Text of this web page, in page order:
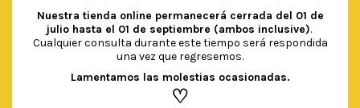
Nuestra tienda online permanecerá cerrada del 01 de
julio hasta el 01 de septiembre (ambos inclusive).
Cualquier consulta durante este tiempo será respondida
una vez que regresemos.
Lamentamos las molestias ocasionadas.
♡